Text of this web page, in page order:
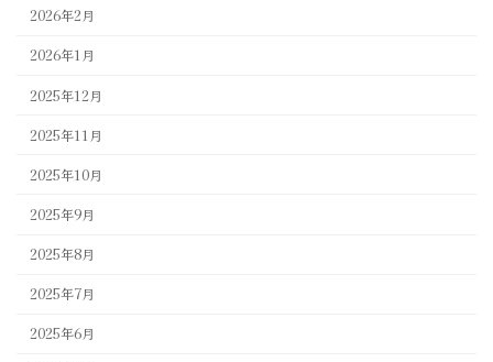
2026年2月
2026年1月
2025年12月
2025年11月
2025年10月
2025年9月
2025年8月
2025年7月
2025年6月